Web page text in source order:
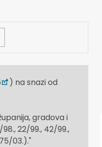
) na snazi od
gradova i
22/99., 42/99.,
03.)."